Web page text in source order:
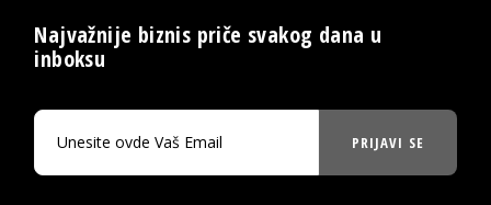
Najvažnije biznis priče svakog dana u
inboksu
PRIJAVI SE